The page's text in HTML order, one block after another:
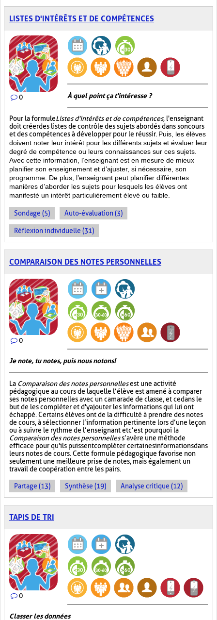
LISTES D'INTÉRÊTS ET DE COMPÉTENCES
0 À quel point ça t'intéresse ?
Pour la formuleListes d'intérêts et de compétences, l'enseignant
doit créer des listes de contrôle des sujets abordés dans son cours
et des compétences à développer pour le réussir. Puis, les élèves
doivent noter leur intérêt pour les différents sujets et évaluer leur
degré de compétence ou leurs connaissances sur ces sujets.
Avec cette information, l’enseignant est en mesure de mieux
planifier son enseignement et d’ajuster, si nécessaire, son
programme. De plus, l’enseignant peut planifier différentes
manières d’aborder les sujets pour lesquels les élèves ont
manifesté un intérêt particulièrement élevé ou faible.
Sondage (5) Auto-évaluation (3)
Réflexion individuelle (31)
COMPARAISON DES NOTES PERSONNELLES
0
Je note, tu notes, puis nous notons!
La Comparaison des notes personnellesest une activité
pédagogique au cours de laquelle l’élève est amené à comparer
ses notes personnelles avec un camarade de classe, et ce dans le
but de les compléter et d'y ajouter les informations qui lui ont
échappé. Certains élèves ont de la difficulté à prendre des notes
de cours, à sélectionner l’information pertinente lors d’une leçon
ou à suivre le rythme de l’enseignant et c’est pourquoi la
Comparaison des notes personnelless’avère une méthode
efficace pour qu'ils puissent compléter certaines informations dans
leurs notes de cours. Cette formule pédagogique favorise non
seulement une meilleure prise de notes, mais également un
travail de coopération entre les pairs.
Partage (13) Synthèse (19) Analyse critique (12)
TAPIS DE TRI
0
Classer les données